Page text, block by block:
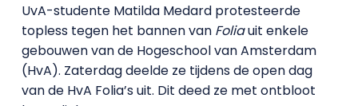
UvA-studente Matilda Medard protesteerde
topless tegen het bannen van Foliauit enkele
gebouwen van de Hogeschool van Amsterdam
(HvA). Zaterdag deelde ze tijdens de open dag
van de HvA Folia’s uit. Dit deed ze met ontbloot